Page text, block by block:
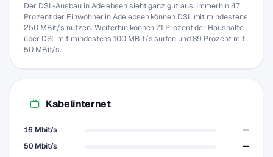
Der DSL-Ausbau in Adelebsen sieht ganz gut aus. Immerhin 47
Prozent der Einwohner in Adelebsen können DSL mit mindestens
250 MBit/s nutzen. Weiterhin können 71 Prozent der Haushalte
über DSL mit mindestens 100 MBit/s surfen und 89 Prozent mit
50 MBit/s.
Kabelinternet
16 Mbit/s
—
50 Mbit/s
—